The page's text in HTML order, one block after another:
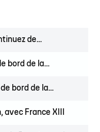
de...
bord de la...
bord de la...
avec France XIII